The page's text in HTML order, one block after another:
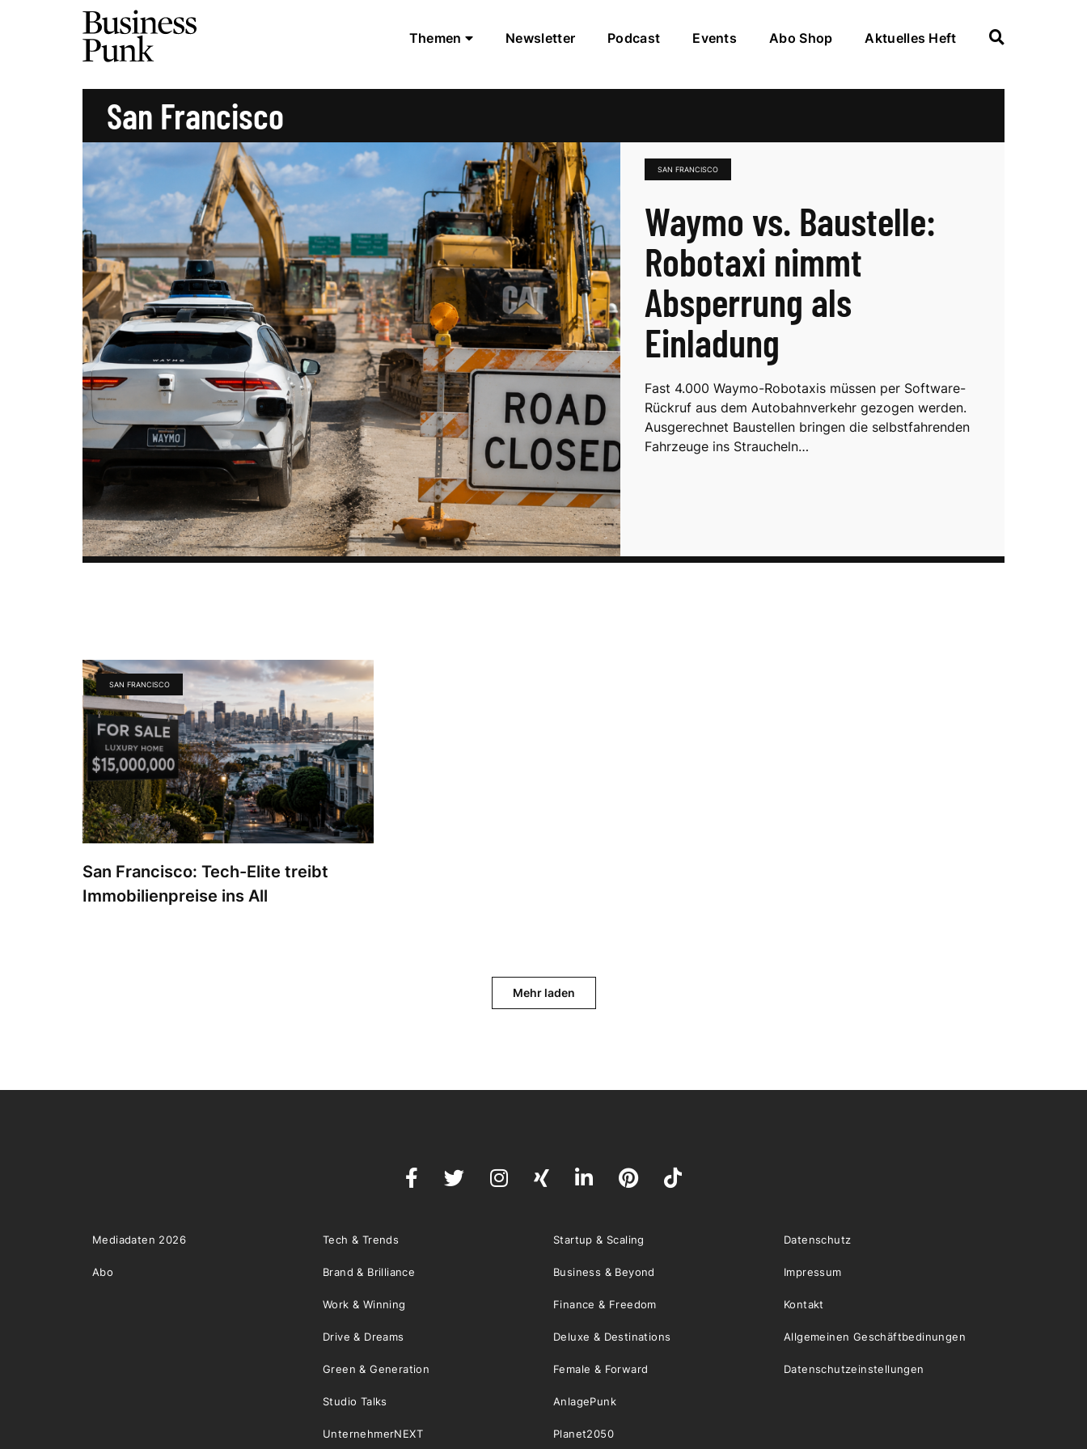
Themen Newsletter Podcast Events Abo Shop Aktuelles Heft
San Francisco
SAN FRANCISCO
Waymo vs. Baustelle:
Robotaxi nimmt
Absperrung als
Einladung
Fast 4.000 Waymo-Robotaxis müssen per Software-
Rückruf aus dem Autobahnverkehr gezogen werden.
Ausgerechnet Baustellen bringen die selbstfahrenden
Fahrzeuge ins Straucheln…
San Francisco: Tech-Elite treibt
Immobilienpreise ins All
SAN FRANCISCO
Mehr laden
Mediadaten 2026
Abo
Tech & Trends Startup & Scaling
Brand & Brilliance Business & Beyond
Work & Winning Finance & Freedom
Drive & Dreams Deluxe & Destinations
Green & Generation Female & Forward
Studio Talks AnlagePunk
UnternehmerNEXT Planet2050
Datenschutz
Impressum
Kontakt
Allgemeinen Geschäftbedinungen
Datenschutzeinstellungen